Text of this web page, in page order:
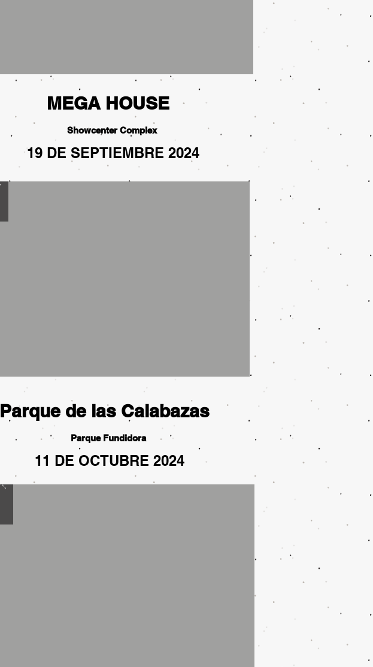
MEGA HOUSE
Showcenter Complex
19 DE SEPTIEMBRE 2024
Parque de las Calabazas
Parque Fundidora
11 DE OCTUBRE 2024